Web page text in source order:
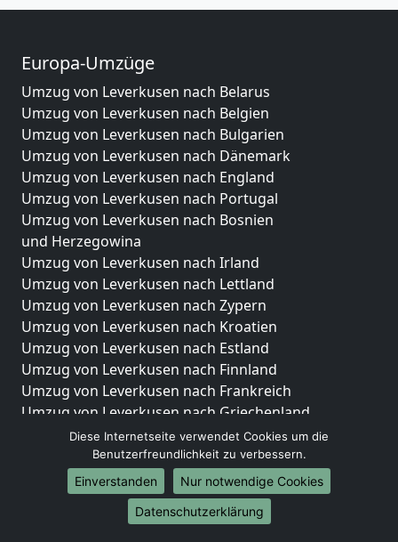
Europa-Umzüge
Umzug von Leverkusen nach Belarus
Umzug von Leverkusen nach Belgien
Umzug von Leverkusen nach Bulgarien
Umzug von Leverkusen nach Dänemark
Umzug von Leverkusen nach England
Umzug von Leverkusen nach Portugal
Umzug von Leverkusen nach Bosnien
und Herzegowina
Umzug von Leverkusen nach Irland
Umzug von Leverkusen nach Lettland
Umzug von Leverkusen nach Zypern
Umzug von Leverkusen nach Kroatien
Umzug von Leverkusen nach Estland
Umzug von Leverkusen nach Finnland
Umzug von Leverkusen nach Frankreich
Umzug von Leverkusen nach Griechenland
Umzug von Leverkusen nach Italien
Umzug von Leverkusen nach Liechtenstein
Umzug von Leverkusen nach Luxemburg
Umzug von Leverkusen nach Niederlande
Umzug von Leverkusen nach Norwegen
Diese Internetseite verwendet Cookies um die
Benutzerfreundlichkeit zu verbessern.
Einverstanden
Nur notwendige Cookies
Datenschutzerklärung